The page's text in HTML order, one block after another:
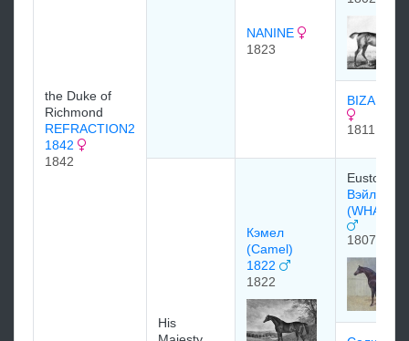
the Duke of
Richmond
REFRACTION2
1842
1842
NANINE
1823
BIZARRE
1811
His
Кэмел
(Camel)
1822
1822
Euston
Вэйлбоун
1807